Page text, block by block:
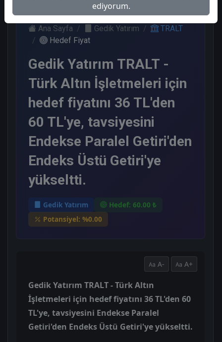
Ana Sayfa Gedik Yatırım
TRALT
Hedef Fiyat
Gedik Yatırım TRALT -
Türk Altın İşletmeleri için
hedef fiyatını 36 TL'den
60 TL'ye, tavsiyesini
Endekse Paralel Getiri'den
Endeks Üstü Getiri'ye
yükseltti.
Gedik Yatırım
Hedef: 60.00 ₺
Potansiyel: %0.00
A- A+
Gedik Yatırım TRALT - Türk Altın
İşletmeleri için hedef fiyatını 36 TL'den 60
TL'ye, tavsiyesini Endekse Paralel
Getiri'den Endeks Üstü Getiri'ye yükseltti.
ediyorum.